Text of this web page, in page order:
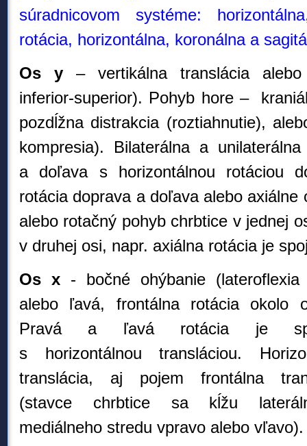
súradnicovom systéme:
rotácia, horizontálna, koronálna a
Os y – vertikálna translácia alebo
inferior-superior). Pohyb hore –
pozdĺžna distrakcia (roztiahnutie),
kompresia). Bilaterálna a
a doľava s horizontálnou rotáciou
rotácia doprava a doľava alebo
alebo rotačný pohyb chrbtice v jednej
v druhej osi, napr. axiálna rotácia je
Os x - bočné ohýbanie (lateroflexia
alebo ľavá, frontálnarotácia okolo
Pravá a ľavá rotácia je
s horizontálnou transláciou. H
translácia, aj pojem frontálna
(stavce chrbtice sa kĺžu
mediálneho stredu vpravo alebo